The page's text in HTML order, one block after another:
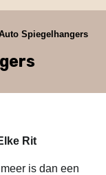
Spiegelhangers
Rit
is dan een